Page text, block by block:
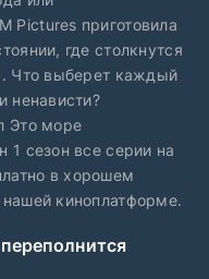
Pictures приготовила
где столкнутся
Что выберет каждый
ненависти?
Это море
1 сезон все серии на
в хорошем
нашей киноплатформе.